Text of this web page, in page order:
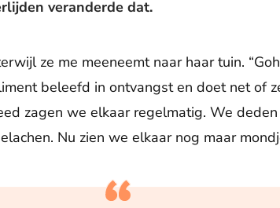
veranderde dat.
ze me meeneemt naar haar tuin.
beleefd in ontvangst en doet net of
zagen we elkaar regelmatig. We
Nu zien we elkaar nog maar